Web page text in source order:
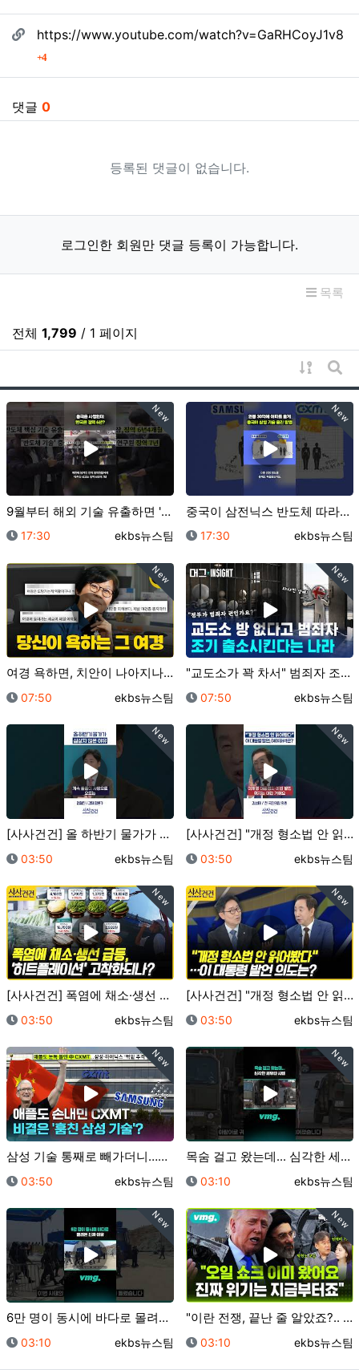
관련자료
https://www.youtube.com/watch?v=GaRHCoyJ1v8
4회 연결
댓글 0
등록된 댓글이 없습니다.
로그인한 회원만 댓글 등록이 가능합니다.
목록
전체 1,799 / 1 페이지
게시물
게
New
9월부터 해외 기술 유출하면 '간첩죄' 적용｜크랩
등록일
17:30 등록자
ekbs뉴스팀
New
중국이 삼전닉스 반도체 따라잡은 비결은…"훔쳤어요"｜크…
등록일
17:30 등록자
ekbs뉴스팀
New
여경 욕하면, 치안이 나아지나요? (바뀐 체력검사 직접…
등록일
07:50 등록자
ekbs뉴스팀
New
"교도소가 꽉 차서" 범죄자 조기 석방하는 영국? ..…
등록일
07:50 등록자
ekbs뉴스팀
New
[사사건건] 올 하반기 물가가 심상치 않은 이유 (정철…
등록일
03:50 등록자
ekbs뉴스팀
New
[사사건건] "개정 형소법 안 읽어봤다" 이 대통령 발…
등록일
03:50 등록자
ekbs뉴스팀
New
[사사건건] 폭염에 채소·생선 급등, '히트플레이션'…
등록일
03:50 등록자
ekbs뉴스팀
New
[사사건건] "개정 형소법 안 읽어봤다"…이 대통령 발…
등록일
03:50 등록자
ekbs뉴스팀
New
삼성 기술 통째로 빼가더니…이제 삼전닉스 노리는 중국?…
등록일
03:50 등록자
ekbs뉴스팀
New
목숨 걸고 왔는데... 심각한 세우타 사태 / 비디오머…
등록일
03:10 등록자
ekbs뉴스팀
New
6만 명이 동시에 바다로 몰려든 진짜 이유 / 비디오머…
등록일
03:10 등록자
ekbs뉴스팀
New
"이란 전쟁, 끝난 줄 알았죠?.. 진짜 위기는 지금부…
등록일
03:10 등록자
ekbs뉴스팀